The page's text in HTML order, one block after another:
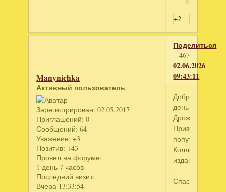
+2
Поделиться
467
02.06.2026
09:43:11
Manynichka
Активный пользователь
Зарегистрирован: 02.05.2017
Приглашений: 0
Сообщений: 64
Уважение: +3
Позитив: +43
Провел на форуме:
1 день 7 часов
Последний визит:
Вчера 13:33:54
Добрый
день!
Дрожь.
Призрачный
попутчик.
Коллекционное
издание
.
Спасибо!